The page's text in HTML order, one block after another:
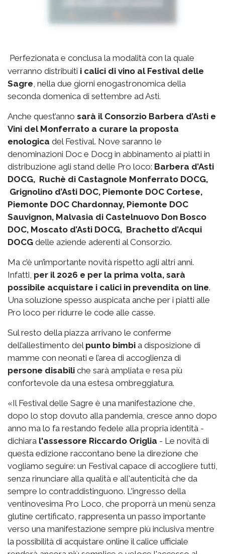
Perfezionata e conclusa la modalità con la quale
verranno distribuiti i calici di vino al Festival delle
Sagre , nella due giorni enogastronomica della
seconda domenica di settembre ad Asti.
Anche quest’anno sarà il Consorzio Barbera d’Asti e
Vini del Monferrato a curare la proposta
enologica del Festival. Nove saranno le
denominazioni Doc e Docg in abbinamento ai piatti in
distribuzione agli stand delle Pro loco: Barbera d’Asti
DOCG, Ruchè di Castagnole Monferrato DOCG,
Grignolino d’Asti DOC, Piemonte DOC Cortese,
Piemonte DOC Chardonnay, Piemonte DOC
Sauvignon, Malvasia di Castelnuovo Don Bosco
DOC, Moscato d’Asti DOCG, Brachetto d’Acqui
DOCG delle aziende aderenti al Consorzio.
Ma c’è un’importante novità rispetto agli altri anni.
Infatti, per il 2026 e per la prima volta, sarà
possibile acquistare i calici in prevendita on line.
Una soluzione spesso auspicata anche per i piatti alle
Pro loco per ridurre le code alle casse.
Sul resto della piazza arrivano le conferme
dell’allestimento del punto bimbi a disposizione di
mamme con neonati e l’area di accoglienza di
persone disabili che sarà ampliata e resa più
confortevole da una estesa ombreggiatura.
«Il Festival delle Sagre è una manifestazione che,
dopo lo stop dovuto alla pandemia, cresce anno dopo
anno ma lo fa restando fedele alla propria identità -
dichiara l'assessore Riccardo Origlia - Le novità di
questa edizione raccontano bene la direzione che
vogliamo seguire: un Festival capace di accogliere tutti,
senza rinunciare alla qualità e all'autenticità che da
sempre lo contraddistinguono. L'ingresso della
ventinovesima Pro Loco, che proporrà un menù senza
glutine certificato, rappresenta un passo importante
verso una manifestazione sempre più inclusiva mentre
la possibilità di acquistare online il calice ufficiale